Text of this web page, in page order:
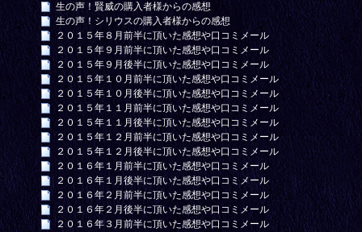
生の声！賢威の購入者様からの感想
生の声！シリウスの購入者様からの感想
２０１５年８月前半に頂いた感想や口コミメール
２０１５年９月前半に頂いた感想や口コミメール
２０１５年９月後半に頂いた感想や口コミメール
２０１５年１０月前半に頂いた感想や口コミメール
２０１５年１０月後半に頂いた感想や口コミメール
２０１５年１１月前半に頂いた感想や口コミメール
２０１５年１１月後半に頂いた感想や口コミメール
２０１５年１２月前半に頂いた感想や口コミメール
２０１５年１２月後半に頂いた感想や口コミメール
２０１６年１月前半に頂いた感想や口コミメール
２０１６年１月後半に頂いた感想や口コミメール
２０１６年２月前半に頂いた感想や口コミメール
２０１６年２月後半に頂いた感想や口コミメール
２０１６年３月前半に頂いた感想や口コミメール